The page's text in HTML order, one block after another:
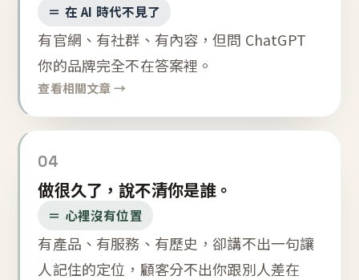
＝ 在 AI 時代不見了
有官網、有社群、有內容，但問 ChatGPT
你的品牌完全不在答案裡。
查看相關文章 →
04
做很久了，說不清你是誰。
＝ 心裡沒有位置
有產品、有服務、有歷史，卻講不出一句讓
人記住的定位，顧客分不出你跟別人差在